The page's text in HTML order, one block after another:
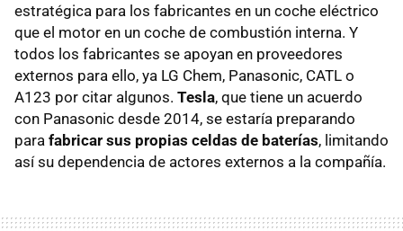
estratégica para los fabricantes en un coche eléctrico
que el motor en un coche de combustión interna. Y
todos los fabricantes se apoyan en proveedores
externos para ello, ya LG Chem, Panasonic, CATL o
A123 por citar algunos. Tesla, que tiene un acuerdo
con Panasonic desde 2014, se estaría preparando
para fabricar sus propias celdas de baterías, limitando
así su dependencia de actores externos a la compañía.